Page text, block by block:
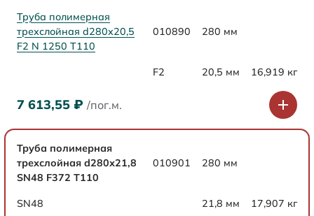
Труба полимерная
трехслойная d280x20,5
F2 N 1250 Т110
010890 280 мм
F2 20,5 мм 16,919 кг
7 613,55 ₽ /пог.м.
Труба полимерная
трехслойная d280х21,8
SN48 F372 Т110
010901 280 мм
SN48 21,8 мм 17,907 кг